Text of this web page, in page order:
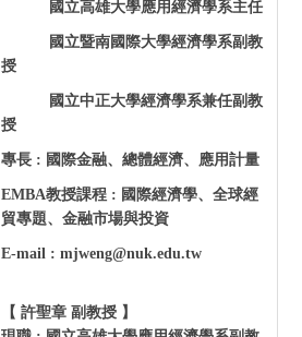
國立高雄大學應用經濟學系主任
國立暨南國際大學經濟學系副教
授
國立中正大學經濟學系兼任副教
授
專長 : 國際金融、總體經濟、應用計量
EMBA教授課程 : 國際經濟學、全球經
貿專題、金融市場與投資
E-mail : mjweng@nuk.edu.tw
【 許聖章 副教授 】